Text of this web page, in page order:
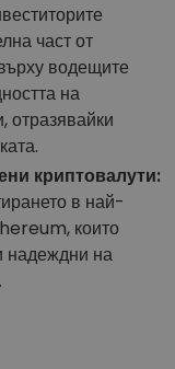
част от
водещите
на
отразявайки
криптовалути:
в най-
които
надеждни на